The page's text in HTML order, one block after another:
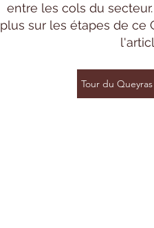
entre les cols du
plus sur les étapes de ce
Tour du